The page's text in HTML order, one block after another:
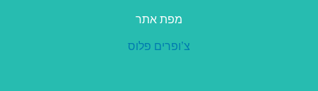
מפת אתר
צ’ופרים פלוס